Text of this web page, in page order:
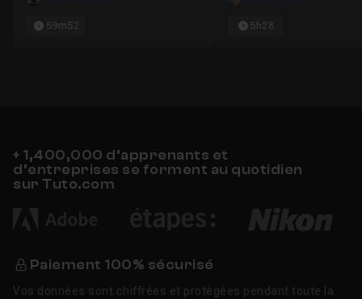
59m52 5h28
+ 1,400,000 d’apprenants et
d’entreprises se forment au quotidien
sur Tuto.com
Paiement 100% sécurisé
Vos données sont chiffrées et protégées pendant toute la